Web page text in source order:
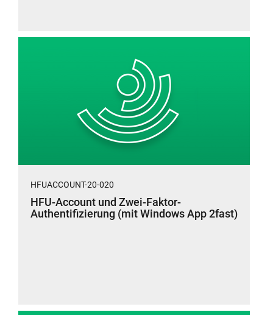
HFUACCOUNT-20-020
HFU-Account und Zwei-Faktor-
Authentifizierung (mit Windows App 2fast)